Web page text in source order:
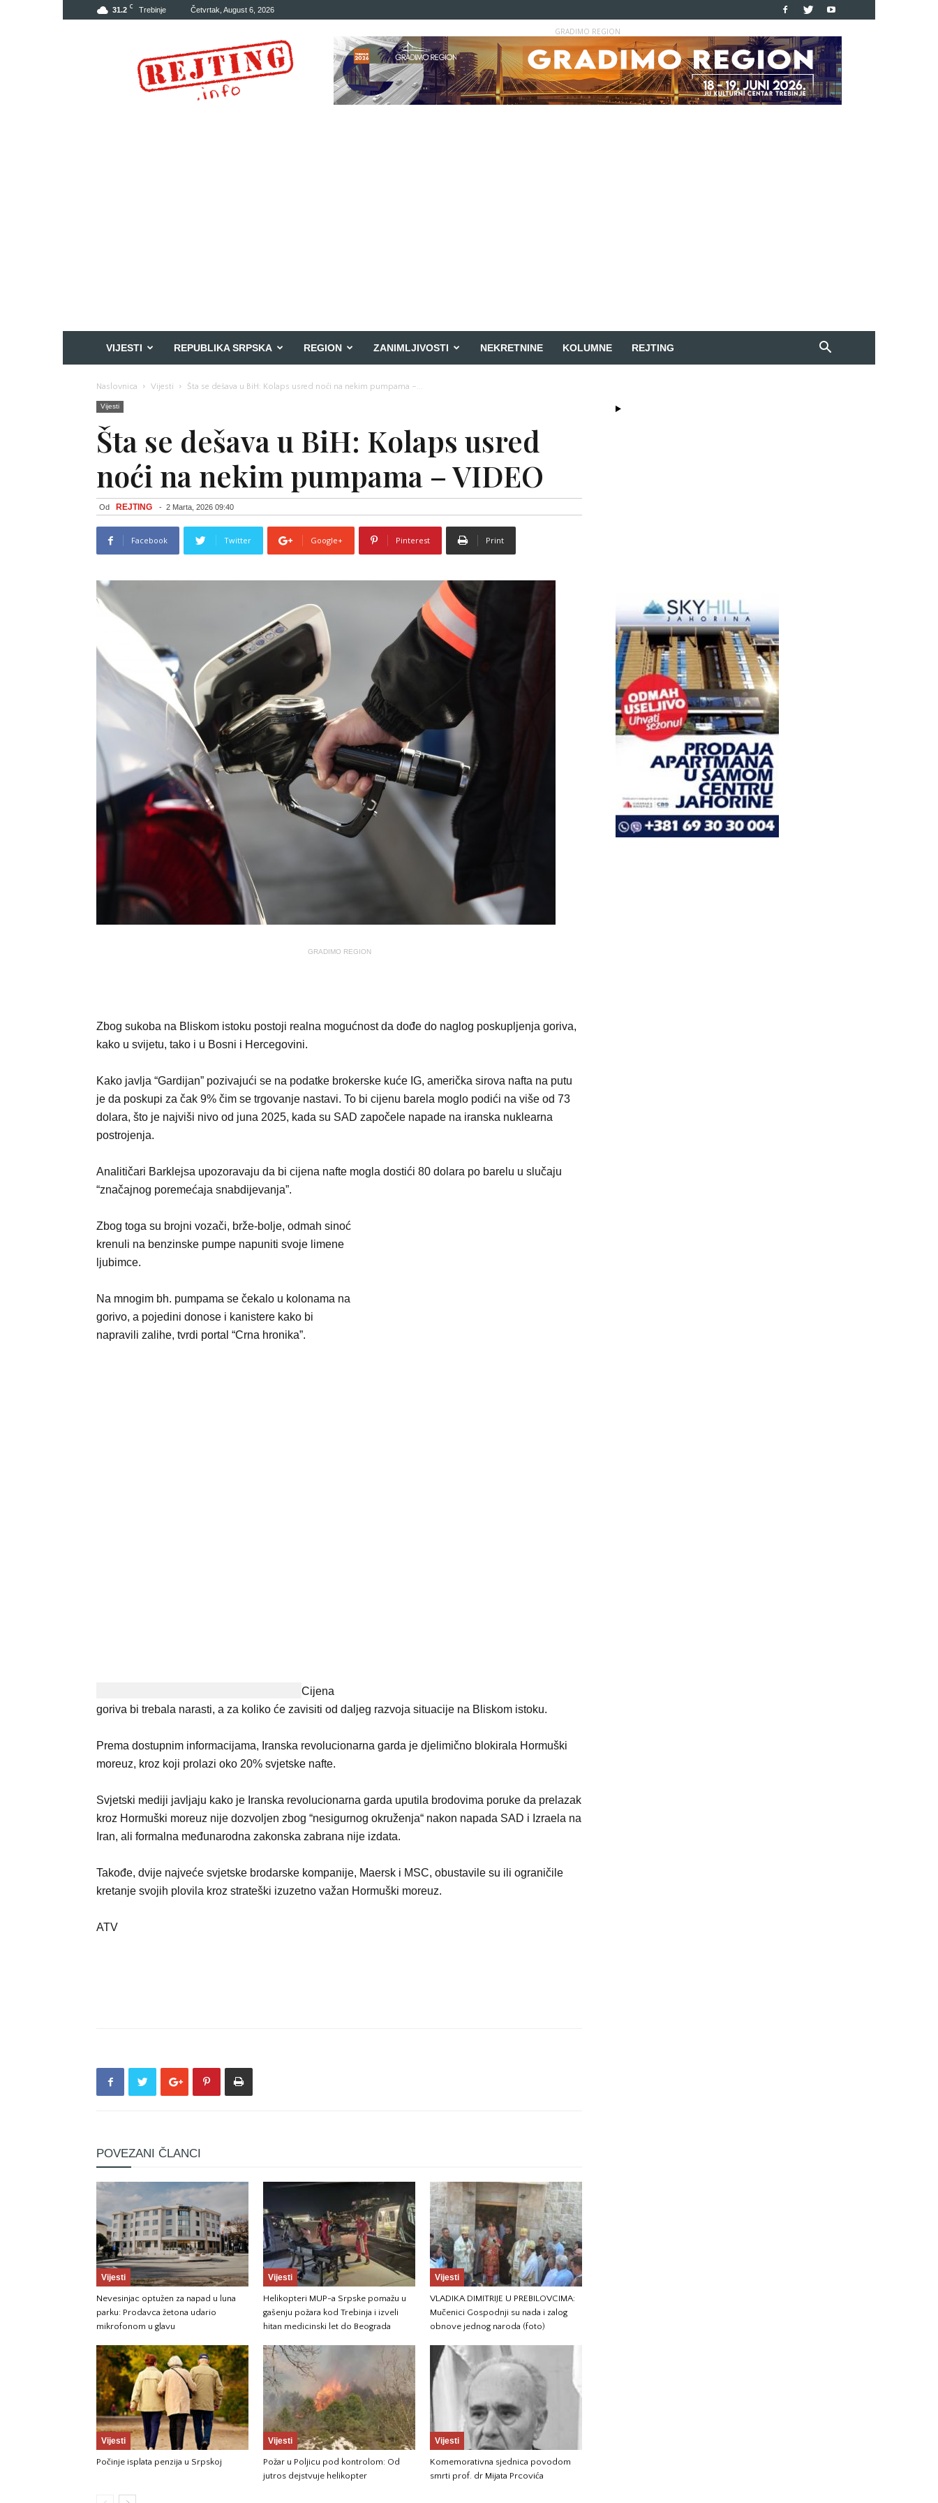
31.2 C Trebinje Četvrtak, August 6, 2026
GRADIMO REGION
VIJESTI REPUBLIKA SRPSKA REGION ZANIMLJIVOSTI NEKRETNINE KOLUMNE REJTING
Naslovnica Vijesti Šta se dešava u BiH: Kolaps usred noći na nekim pumpama –...
Vijesti
Šta se dešava u BiH: Kolaps usred
noći na nekim pumpama – VIDEO
Od REJTING - 2 Marta, 2026 09:40
Facebook Twitter Google+ Pinterest Print
GRADIMO REGION
Zbog sukoba na Bliskom istoku postoji realna mogućnost da dođe do naglog poskupljenja goriva,
kako u svijetu, tako i u Bosni i Hercegovini.
Kako javlja “Gardijan” pozivajući se na podatke brokerske kuće IG, američka sirova nafta na putu
je da poskupi za čak 9% čim se trgovanje nastavi. To bi cijenu barela moglo podići na više od 73
dolara, što je najviši nivo od juna 2025, kada su SAD započele napade na iranska nuklearna
postrojenja.
Analitičari Barklejsa upozoravaju da bi cijena nafte mogla dostići 80 dolara po barelu u slučaju
“značajnog poremećaja snabdijevanja”.
Zbog toga su brojni vozači, brže-bolje, odmah sinoć
krenuli na benzinske pumpe napuniti svoje limene
ljubimce.
Na mnogim bh. pumpama se čekalo u kolonama na
gorivo, a pojedini donose i kanistere kako bi
napravili zalihe, tvrdi portal “Crna hronika”.
Cijena
goriva bi trebala narasti, a za koliko će zavisiti od daljeg razvoja situacije na Bliskom istoku.
Prema dostupnim informacijama, Iranska revolucionarna garda je djelimično blokirala Hormuški
moreuz, kroz koji prolazi oko 20% svjetske nafte.
Svjetski mediji javljaju kako je Iranska revolucionarna garda uputila brodovima poruke da prelazak
kroz Hormuški moreuz nije dozvoljen zbog “nesigurnog okruženja“ nakon napada SAD i Izraela na
Iran, ali formalna međunarodna zakonska zabrana nije izdata.
Takođe, dvije najveće svjetske brodarske kompanije, Maersk i MSC, obustavile su ili ograničile
kretanje svojih plovila kroz strateški izuzetno važan Hormuški moreuz.
ATV
POVEZANI ČLANCI
Vijesti
Nevesinjac optužen za napad u luna
parku: Prodavca žetona udario
mikrofonom u glavu
Vijesti
Helikopteri MUP-a Srpske pomažu u
gašenju požara kod Trebinja i izveli
hitan medicinski let do Beograda
Vijesti
VLADIKA DIMITRIJE U PREBILOVCIMA:
Mučenici Gospodnji su nada i zalog
obnove jednog naroda (foto)
Vijesti
Počinje isplata penzija u Srpskoj
Vijesti
Požar u Poljicu pod kontrolom: Od
jutros dejstvuje helikopter
Vijesti
Komemorativna sjednica povodom
smrti prof. dr Mijata Prcovića